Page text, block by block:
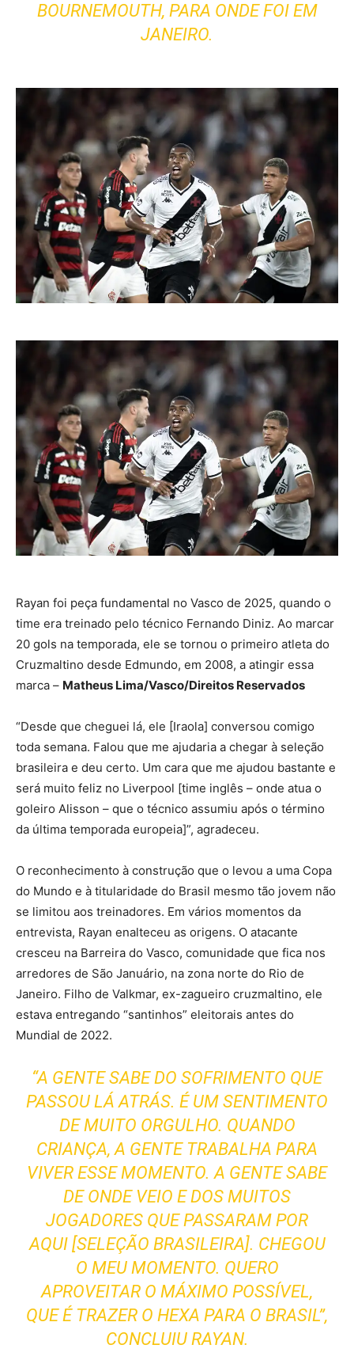
BOURNEMOUTH, PARA ONDE FOI EM
JANEIRO.
Rayan foi peça fundamental no Vasco de 2025, quando o
time era treinado pelo técnico Fernando Diniz. Ao marcar
20 gols na temporada, ele se tornou o primeiro atleta do
Cruzmaltino desde Edmundo, em 2008, a atingir essa
marca – Matheus Lima/Vasco/Direitos Reservados
“Desde que cheguei lá, ele [Iraola] conversou comigo
toda semana. Falou que me ajudaria a chegar à seleção
brasileira e deu certo. Um cara que me ajudou bastante e
será muito feliz no Liverpool [time inglês – onde atua o
goleiro Alisson – que o técnico assumiu após o término
da última temporada europeia]”, agradeceu.
O reconhecimento à construção que o levou a uma Copa
do Mundo e à titularidade do Brasil mesmo tão jovem não
se limitou aos treinadores. Em vários momentos da
entrevista, Rayan enalteceu as origens. O atacante
cresceu na Barreira do Vasco, comunidade que fica nos
arredores de São Januário, na zona norte do Rio de
Janeiro. Filho de Valkmar, ex-zagueiro cruzmaltino, ele
estava entregando “santinhos” eleitorais antes do
Mundial de 2022.
“A GENTE SABE DO SOFRIMENTO QUE
PASSOU LÁ ATRÁS. É UM SENTIMENTO
DE MUITO ORGULHO. QUANDO
CRIANÇA, A GENTE TRABALHA PARA
VIVER ESSE MOMENTO. A GENTE SABE
DE ONDE VEIO E DOS MUITOS
JOGADORES QUE PASSARAM POR
AQUI [SELEÇÃO BRASILEIRA]. CHEGOU
O MEU MOMENTO. QUERO
APROVEITAR O MÁXIMO POSSÍVEL,
QUE É TRAZER O HEXA PARA O BRASIL”,
CONCLUIU RAYAN.